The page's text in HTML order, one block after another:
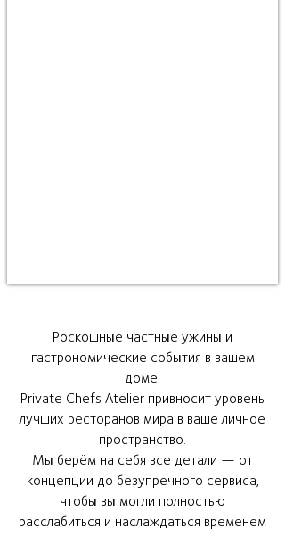
Роскошные частные ужины и
гастрономические события в вашем
доме.
Private Chefs Atelier привносит уровень
лучших ресторанов мира в ваше личное
пространство.
Мы берём на себя все детали — от
концепции до безупречного сервиса,
чтобы вы могли полностью
расслабиться и наслаждаться временем